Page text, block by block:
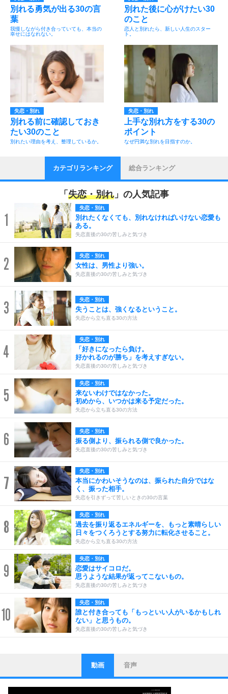
別れる勇気が出る30の言
葉
我慢しながら付き合っていても、本当の
幸せにはなれない。
別れた後に心がけたい30
のこと
恋人と別れたら、新しい人生のスター
ト。
失恋・別れ
別れる前に確認しておき
たい30のこと
別れたい理由を考え、整理しているか。
失恋・別れ
上手な別れ方をする30の
ポイント
なぜ円満な別れを目指すのか。
カテゴリランキング 総合ランキング
「 失恋・別れ 」の人気記事
1
失恋・別れ
別れたくなくても、別れなければいけない恋愛も
ある。
失恋直後の30の苦しみと気づき
2 失恋・別れ
女性は、男性より強い。
失恋直後の30の苦しみと気づき
3 失恋・別れ
失うことは、強くなるということ。
失恋から立ち直る30の方法
4
失恋・別れ
「好きになったら負け。
好かれるのが勝ち」を考えすぎない。
失恋直後の30の苦しみと気づき
5
失恋・別れ
来ないわけではなかった。
初めから、いつかは来る予定だった。
失恋から立ち直る30の方法
6 失恋・別れ
振る側より、振られる側で良かった。
失恋直後の30の苦しみと気づき
7
失恋・別れ
本当にかわいそうなのは、振られた自分ではな
く、振った相手。
失恋を引きずって苦しいときの30の言葉
8
失恋・別れ
過去を振り返るエネルギーを、もっと素晴らしい
日々をつくろうとする努力に転化させること。
失恋から立ち直る30の方法
9
失恋・別れ
恋愛はサイコロだ。
思うような結果が返ってこないもの。
失恋直後の30の苦しみと気づき
10
失恋・別れ
誰と付き合っても「もっといい人がいるかもしれ
ない」と思うもの。
失恋直後の30の苦しみと気づき
1
ストレス対策
他人と比べない。
いっそのこと、他人を見ない。
動画 音声